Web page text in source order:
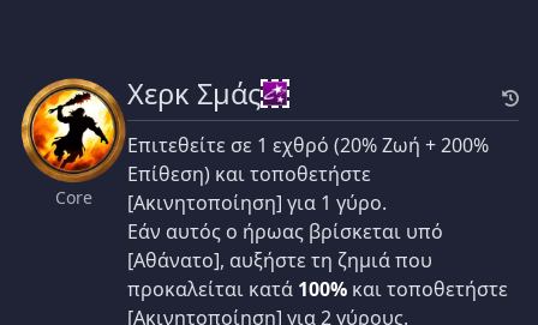
Core
Χερκ Σμάς
Επιτεθείτε σε 1 εχθρό (20% Ζωή + 200%
Επίθεση) και τοποθετήστε
[Ακινητοποίηση] για 1 γύρο.
Εάν αυτός ο ήρωας βρίσκεται υπό
[Αθάνατο], αυξήστε τη ζημιά που
προκαλείται κατά 100% και τοποθετήστε
[Ακινητοποίηση] για 2 γύρους.